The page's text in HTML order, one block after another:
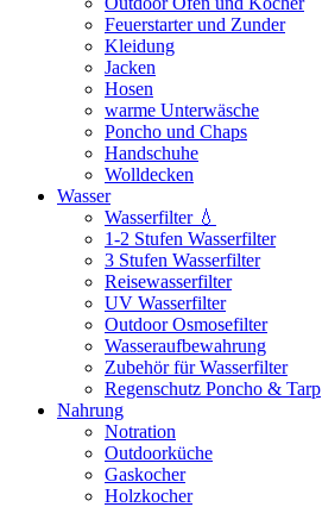
Feuerstarter und Zunder
Kleidung
Jacken
Hosen
warme Unterwäsche
Poncho und Chaps
Handschuhe
Wolldecken
Wasser
Wasserfilter 💧
1-2 Stufen Wasserfilter
3 Stufen Wasserfilter
Reisewasserfilter
UV Wasserfilter
Outdoor Osmosefilter
Wasseraufbewahrung
Zubehör für Wasserfilter
Regenschutz Poncho & Tarp
Nahrung
Notration
Outdoorküche
Gaskocher
Holzkocher